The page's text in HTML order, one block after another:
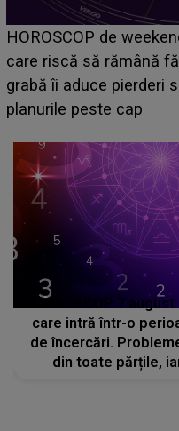
Emanuel a ținut ACEST
acum! În fața
face o MĂRTURISIRE
sa: "I-am spus și ei în
HOROSCOP 7
care intră într-o
de încercări.
din toate părțile,